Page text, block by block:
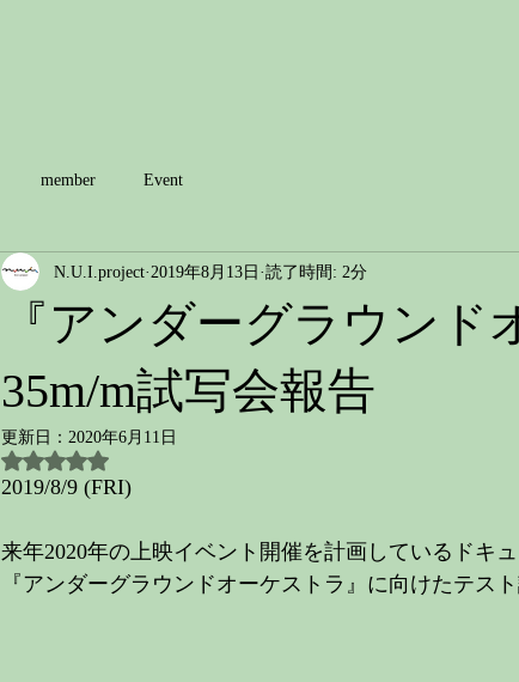
member Event
『アンダーグラウンド
35m/m試写会報告
N.U.I.project 2019年8月13日 読了時間: 2分
更新日： 2020年6月11日
5つ星のうちNaNと評価されています。
2019/8/9 (FRI)
来年2020年の上映イベント開催を計画しているドキ
『アンダーグラウンドオーケストラ』に向けたテス